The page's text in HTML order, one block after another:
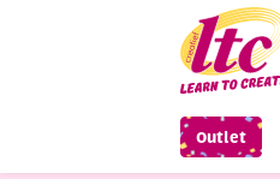
Outlet